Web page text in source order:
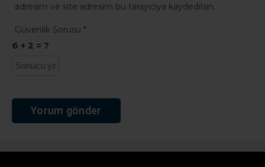
adresim ve site adresim bu tarayıcıya kaydedilsin.
Güvenlik Sorusu *
6 + 2 = ?